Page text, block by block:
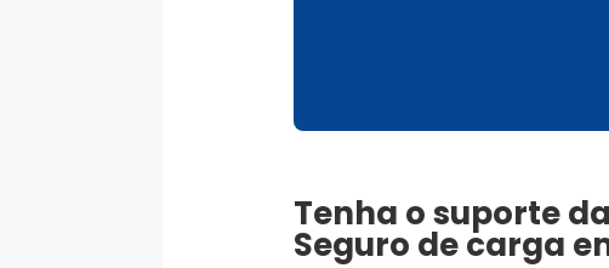
Tenha o suporte
Seguro de carga